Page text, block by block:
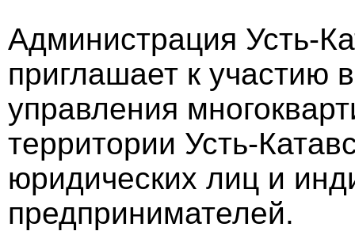
Администрация Усть-
приглашает к участию
управления
территории Усть-
юридических лиц и
предпринимателей.